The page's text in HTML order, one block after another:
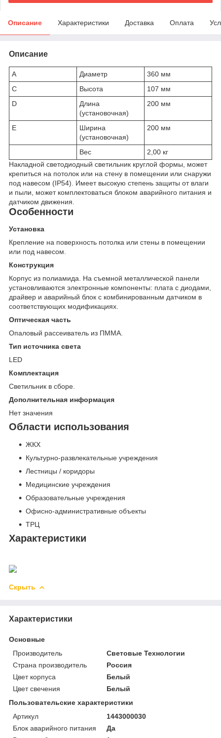
Описание Характеристики Доставка Оплата
Описание
A Диаметр
360 мм
C
Высота
107 мм
D
Длина
(установочная)
200 мм
E
Ширина
(установочная)
200 мм
Вес
2,00 кг
Накладной светодиодный светильник круглой формы, может
крепиться на потолок или на стену в помещении или снаружи
под навесом (IP54). Имеет высокую степень защиты от влаги
и пыли, может комплектоваться блоком аварийного питания и
датчиком движения.
Особенности
Установка
Крепление на поверхность потолка или стены в помещении
или под навесом.
Конструкция
Корпус из полиамида. На съемной металлической панели
установливаются электронные компоненты: плата с диодами,
драйвер и аварийный блок с комбинированным датчиком в
соответствующих модификациях.
Оптическая часть
Опаловый рассеиватель из ПММА.
Тип источника света
LED
Комплектация
Светильник в сборе.
Дополнительная информация
Нет значения
Области использования
ЖКХ
Культурно-развлекательные учреждения
Лестницы / коридоры
Медицинские учреждения
Образовательные учреждения
Офисно-административные объекты
ТРЦ
Характеристики
Скрыть
Характеристики
Основные
Производитель
Световые Технологии
Страна производитель
Россия
Цвет корпуса
Белый
Цвет свечения
Белый
Пользовательские характеристики
Артикул
1443000030
Блок аварийного питания
Да